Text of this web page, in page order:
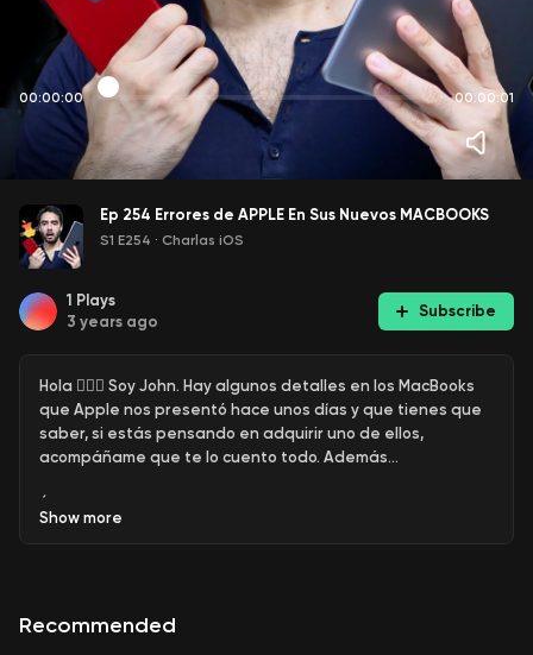
00:00:00 00:00:01
Ep 254 Errores de APPLE En Sus Nuevos MACBOOKS
S1 E254 · Charlas iOS
1 Plays
3 years ago
Subscribe
Hola 🙋🏻‍♂️ Soy John. Hay algunos detalles en los MacBooks
que Apple nos presentó hace unos días y que tienes que
saber, si estás pensando en adquirir uno de ellos,
acompáñame que te lo cuento todo. Además…
Show more
Recommended